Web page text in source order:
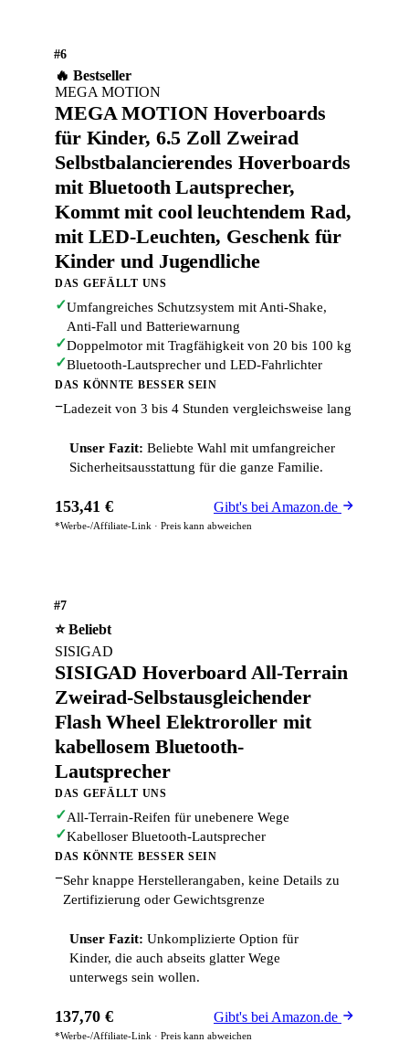
#6
🔥 Bestseller
MEGA MOTION
MEGA MOTION Hoverboards
für Kinder, 6.5 Zoll Zweirad
Selbstbalancierendes Hoverboards
mit Bluetooth Lautsprecher,
Kommt mit cool leuchtendem Rad,
mit LED-Leuchten, Geschenk für
Kinder und Jugendliche
DAS GEFÄLLT UNS
✓Umfangreiches Schutzsystem mit Anti-Shake,
Anti-Fall und Batteriewarnung
✓Doppelmotor mit Tragfähigkeit von 20 bis 100 kg
✓Bluetooth-Lautsprecher und LED-Fahrlichter
DAS KÖNNTE BESSER SEIN
−Ladezeit von 3 bis 4 Stunden vergleichsweise lang
Unser Fazit: Beliebte Wahl mit umfangreicher
Sicherheitsausstattung für die ganze Familie.
153,41 € Gibt's bei Amazon.de
*Werbe-/Affiliate-Link · Preis kann abweichen
#7
⭐ Beliebt
SISIGAD
SISIGAD Hoverboard All-Terrain
Zweirad-Selbstausgleichender
Flash Wheel Elektroroller mit
kabellosem Bluetooth-
Lautsprecher
DAS GEFÄLLT UNS
✓All-Terrain-Reifen für unebenere Wege
✓Kabelloser Bluetooth-Lautsprecher
DAS KÖNNTE BESSER SEIN
−Sehr knappe Herstellerangaben, keine Details zu
Zertifizierung oder Gewichtsgrenze
Unser Fazit: Unkomplizierte Option für
Kinder, die auch abseits glatter Wege
unterwegs sein wollen.
137,70 € Gibt's bei Amazon.de
*Werbe-/Affiliate-Link · Preis kann abweichen